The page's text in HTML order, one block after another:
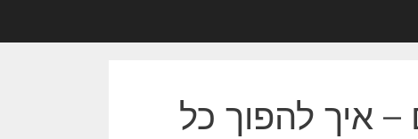
– איך להפוך כל